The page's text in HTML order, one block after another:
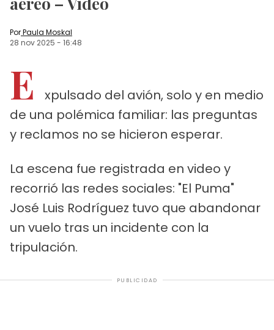
PorPaula Moskal
28 nov 2025 - 16:48
E
xpulsado del avión, solo y en medio
de una polémica familiar: las preguntas
y reclamos no se hicieron esperar.
La escena fue registrada en video y
recorrió las redes sociales: "El Puma"
José Luis Rodríguez tuvo que abandonar
un vuelo tras un incidente con la
tripulación.
PUBLICIDAD